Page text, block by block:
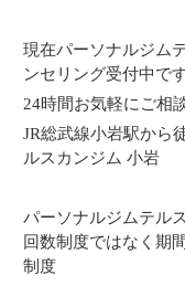
現在パーソナルジム
ンセリング受付中で
24時間お気軽にご相
JR総武線小岩駅から
ルスカンジム 小岩
パーソナルジムテル
回数制度ではなく期
制度